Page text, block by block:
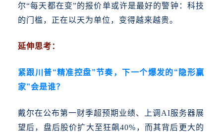
尔“每天都在变”的报价单或许是最好的警钟：科技
的门槛，正在以天为单位，变得越来越贵。
延伸思考：
紧跟川普“精准控盘”节奏，下一个爆发的“隐形赢
家”会是谁？
戴尔在公布第一财季超预期业绩、上调 AI服务器展
望后，盘后股价扩大至狂飙40%，而其背后更大的